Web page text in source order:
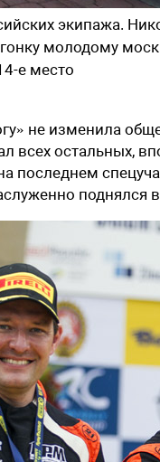
экипажа.
молодому
е место
не изменила
всех остальных,
последнем
поднялся